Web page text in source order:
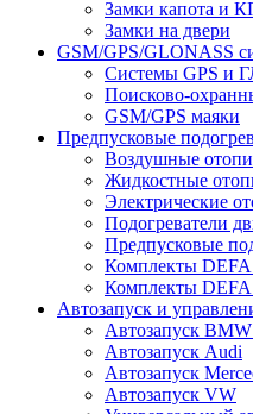
Замки капота и
Замки на двери
GSM/GPS/GLONASS
Системы GPS и
Поисково-
GSM/GPS маяки
Предпусковые
Воздушные
Жидкостные
Электрические
Подогреватели
Предпусковые
Комплекты DEFA
Комплекты
Автозапуск и
Автозапуск
Автозапуск Audi
Автозапуск
Автозапуск VW